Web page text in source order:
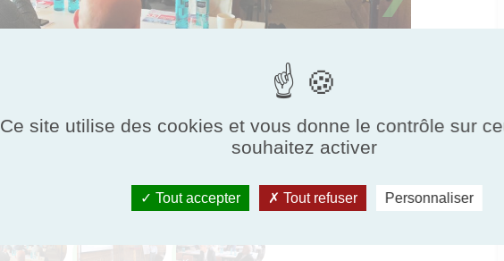
Ce site utilise des cookies et vous donne le contrôle sur
souhaitez activer
Tout accepter Tout refuser Personnaliser